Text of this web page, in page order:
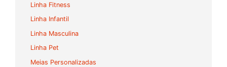
Linha Fitness
Linha Infantil
Linha Masculina
Linha Pet
Meias Personalizadas